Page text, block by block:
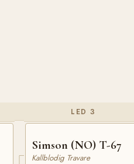
LED 3
Simson (NO) T-67
Kallblodig Travare